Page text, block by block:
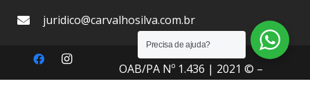
juridico@carvalhosilva.com.br
OAB/PA Nº 1.436 | 2021 © –
Precisa de ajuda?